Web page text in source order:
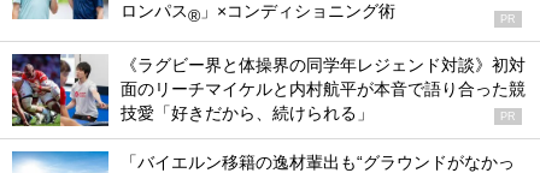
ロンパス® 」×コンディショニング術 PR
《ラグビー界と体操界の同学年レジェンド対談》初対
面のリーチマイケルと内村航平が本音で語り合った競
技愛「好きだから、続けられる」
PR
「バイエルン移籍の逸材輩出も“グラウンドがなかっ